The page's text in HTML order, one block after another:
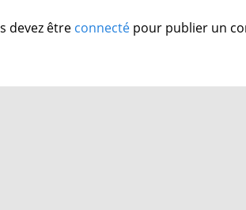
devez être connecté pour publier un